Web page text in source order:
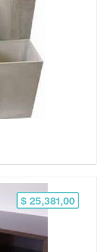
$ 25,381,00